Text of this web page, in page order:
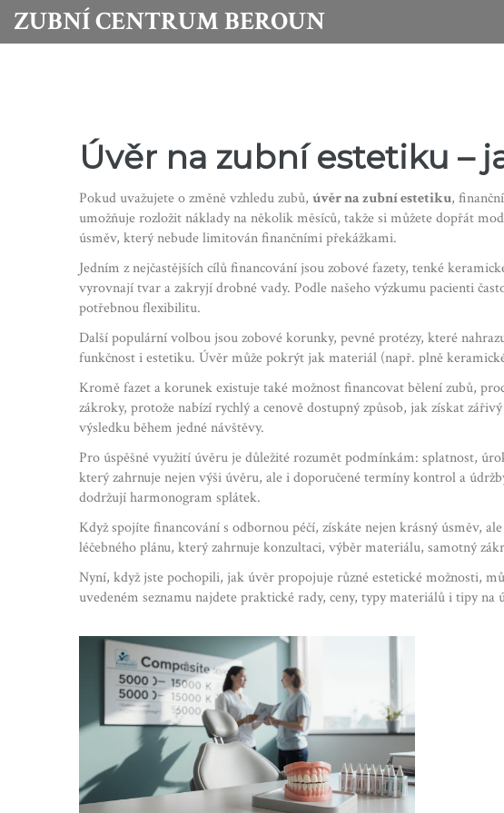
ZUBNÍ CENTRUM BEROUN
Úvěr na zubní estetiku –
Pokud uvažujete o změně vzhledu zubů, úvěr na zubní estetiku,
umožňuje rozložit náklady na několik měsíců, takže si můžete dopřát
úsměv, který nebude limitován finančními překážkami.
Jedním z nejčastějších cílů financování jsouzobové fazety, tenké
vyrovnají tvar a zakryjí drobné vady. Podle našeho výzkumu pacienti
potřebnou flexibilitu.
Další populární volbou jsouzobové korunky, pevné protézy, které
funkčnost i estetiku. Úvěr může pokrýt jak materiál (např. plně
Kromě fazet a korunek existuje také možnost financovatbělení zubů,
zákroky, protože nabízí rychlý a cenově dostupný způsob, jak získat
výsledku během jedné návštěvy.
Pro úspěšné využití úvěru je důležité rozumět podmínkám: splatnost,
který zahrnuje nejen výši úvěru, ale i doporučené termíny kontrol a
dodržují harmonogram splátek.
Když spojíte financování s odbornou péčí, získáte nejen krásný úsměv,
léčebného plánu, který zahrnuje konzultaci, výběr materiálu, samotný
Nyní, když jste pochopili, jak úvěr propojuje různé estetické možnosti,
uvedeném seznamu najdete praktické rady, ceny, typy materiálů i tipy